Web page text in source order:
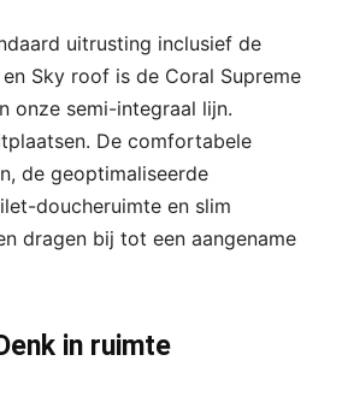
uitrusting inclusief de
Sky roof is de Coral Supreme
onze semi-integraal lijn.
De comfortabele
de geoptimaliseerde
doucheruimte en slim
dragen bij tot een aangename
in ruimte